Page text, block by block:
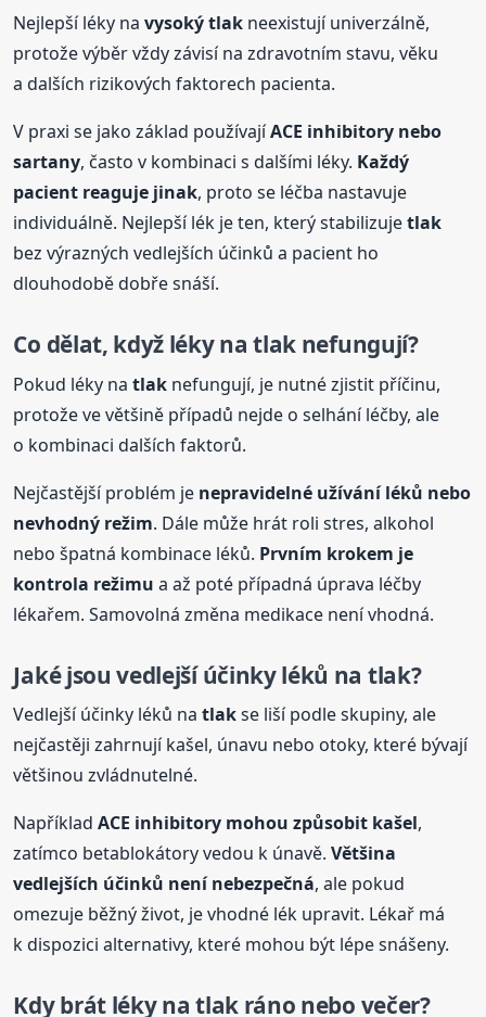
Nejlepší léky navysoký tlak neexistují univerzálně,
protože výběr vždy závisí na zdravotním stavu, věku
a dalších rizikových faktorech pacienta.
V praxi se jako základ používajíACE inhibitory nebo
sartany, často v kombinaci s dalšími léky. Každý
pacient reaguje jinak, proto se léčba nastavuje
individuálně. Nejlepší lék je ten, který stabilizujetlak
bez výrazných vedlejších účinků a pacient ho
dlouhodobě dobře snáší.
Co dělat, když léky natlak nefungují?
Pokud léky natlak nefungují, je nutné zjistit příčinu,
protože ve většině případů nejde o selhání léčby, ale
o kombinaci dalších faktorů.
Nejčastější problém je nepravidelné užívání léků nebo
nevhodný režim. Dále může hrát roli stres, alkohol
nebo špatná kombinace léků. Prvním krokem je
kontrola režimu a až poté případná úprava léčby
lékařem. Samovolná změna medikace není vhodná.
Jaké jsou vedlejší účinky léků na tlak?
Vedlejší účinky léků natlakse liší podle skupiny, ale
nejčastěji zahrnují kašel, únavu nebo otoky, které bývají
většinou zvládnutelné.
NapříkladACE inhibitory mohou způsobit kašel,
zatímco betablokátory vedou k únavě.Většina
vedlejších účinků není nebezpečná, ale pokud
omezuje běžný život, je vhodné lék upravit. Lékař má
k dispozici alternativy, které mohou být lépe snášeny.
Kdy brát léky natlakráno nebo večer?